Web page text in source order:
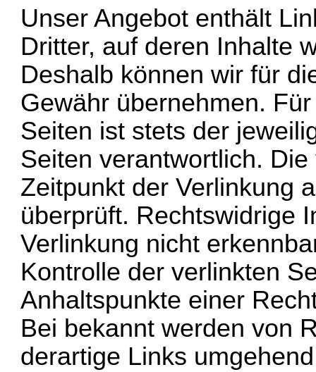
Unser Angebot enthält
Dritter, auf deren Inhalte
Deshalb können wir für
Gewähr übernehmen.
Seiten ist stets der
Seiten verantwortlich.
Zeitpunkt der Verlinkung
überprüft. Rechtswidrige
Verlinkung nicht
Kontrolle der verlinkten
Anhaltspunkte einer
Bei bekannt werden von
derartige Links